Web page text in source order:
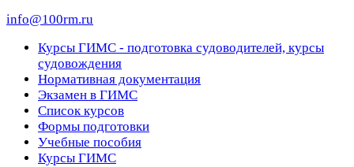
info@100rm.ru
Курсы ГИМС - подготовка судоводителей, курсы
судовождения
Нормативная документация
Экзамен в ГИМС
Список курсов
Формы подготовки
Учебные пособия
Курсы ГИМС